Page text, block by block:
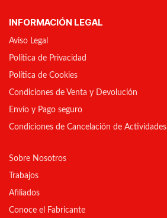
INFORMACIÓN LEGAL
Aviso Legal
Política de Privacidad
Política de Cookies
Condiciones de Venta y Devolución
Envío y Pago seguro
Condiciones de Cancelación de Actividades
Sobre Nosotros
Trabajos
Afiliados
Conoce el Fabricante